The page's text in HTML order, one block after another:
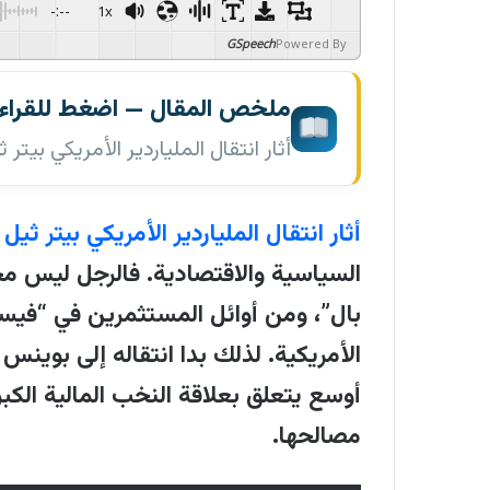
-:-- 1x
Powered By
GSpeech
ملخص المقال — اضغط
أثار انتقال الملياردير
الأمنية، إلى الأرجنتين…
Powered By
أثار انتقال الملياردير الأمريكي
"بالانتير" الأمنية، إلى
بوينس آيرس، ونقل عائلته إليها،
ميلي وعدد من وزرائه. ورغم نفي
أثار انتقال الملياردير الأمريكي بيتر
السياسية والاقتصادية. فالرجل
بال”، ومن أوائل المستثمرين في
الأمريكية. لذلك بدا انتقاله إلى
أوسع يتعلق بعلاقة النخب المالية
مصالحها.